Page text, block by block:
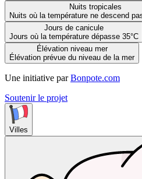
Nuits tropicales
Nuits où la température ne descend
Jours de canicule
Jours où la température dépasse 35°C
Élévation niveau mer
Élévation prévue du niveau de la mer
Une initiative par Bonpote.com
Soutenir le projet
Villes